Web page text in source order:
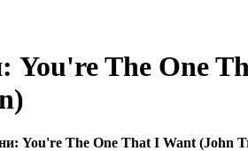
You're The One
You're The One That I Want (John